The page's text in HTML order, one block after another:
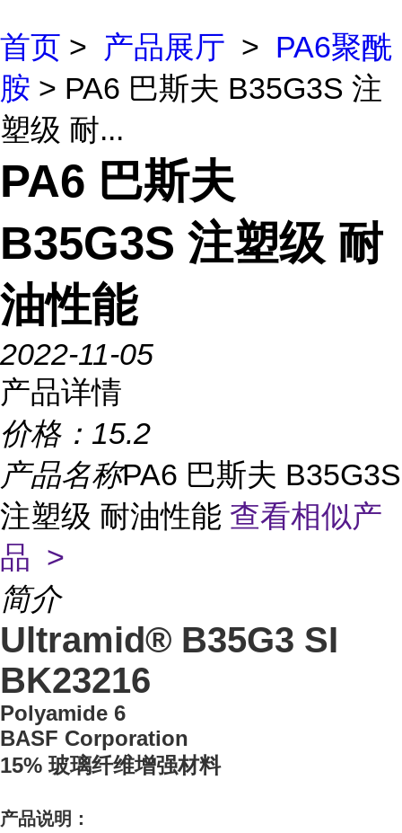
首页 > 产品展厅 > PA6聚酰
胺 > PA6 巴斯夫 B35G3S 注
塑级 耐...
PA6 巴斯夫
B35G3S 注塑级 耐
油性能
2022-11-05
产品详情
价格： 15.2
产品名称PA6 巴斯夫 B35G3S
注塑级 耐油性能 查看相似产
品 >
简介
Ultramid® B35G3 SI
BK23216
Polyamide 6
BASF Corporation
15% 玻璃纤维增强材料
产品说明：